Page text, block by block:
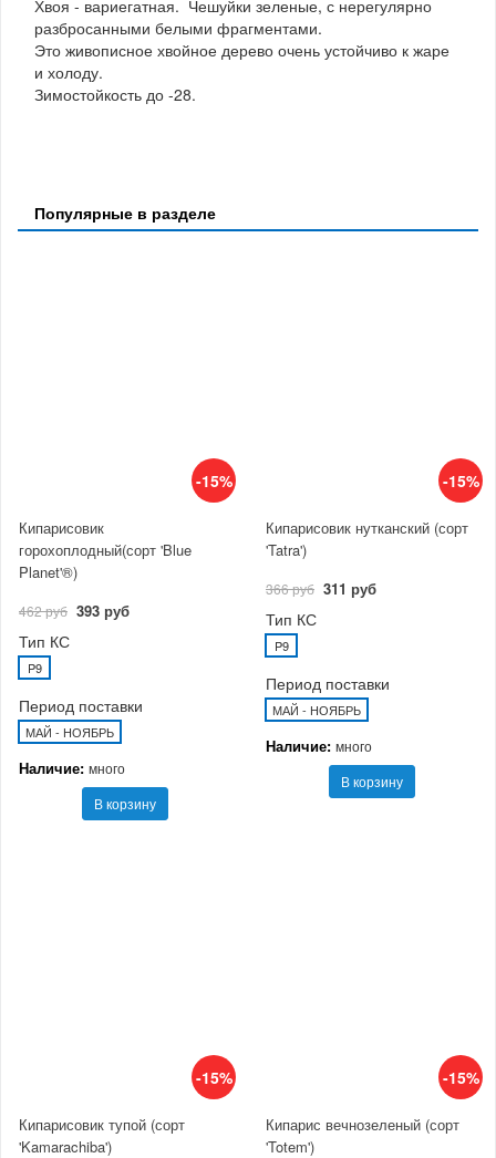
Хвоя - вариегатная. Чешуйки зеленые, с нерегулярно
разбросанными белыми фрагментами.
Это живописное хвойное дерево очень устойчиво к жаре
и холоду.
Зимостойкость до -28.
Популярные в разделе
-15%
Кипарисовик
горохоплодный(сорт 'Blue
Planet'®)
462 руб 393 руб
Тип КС
P9
Период поставки
МАЙ - НОЯБРЬ
Наличие: много
В корзину
-15%
Кипарисовик нутканский (сорт
'Tatra')
366 руб 311 руб
Тип КС
P9
Период поставки
МАЙ - НОЯБРЬ
Наличие: много
В корзину
-15%
Кипарисовик тупой (сорт
'Kamarachiba')
-15%
Кипарис вечнозеленый (сорт
'Totem')